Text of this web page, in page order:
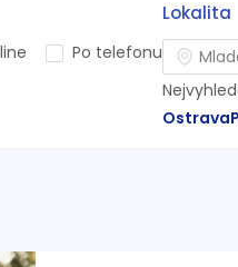
Po telefonu
Lokalita
Ostrava